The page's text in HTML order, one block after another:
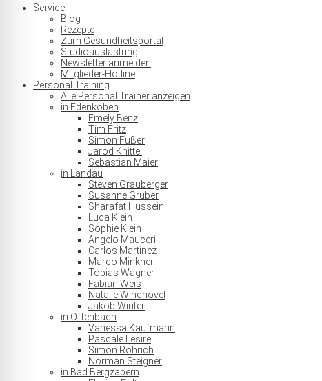
Service
Blog
Rezepte
Zum Gesundheitsportal
Studioauslastung
Newsletter anmelden
Mitglieder-Hotline
Personal Training
Alle Personal Trainer anzeigen
in Edenkoben
Emely Benz
Tim Fritz
Simon Fußer
Jarod Knittel
Sebastian Maier
in Landau
Steven Grauberger
Susanne Gruber
Sharafat Hussein
Luca Klein
Sophie Klein
Angelo Mauceri
Carlos Martinez
Marco Minkner
Tobias Wagner
Fabian Weis
Natalie Windhövel
Jakob Winter
in Offenbach
Vanessa Kaufmann
Pascale Lesire
Simon Röhrich
Norman Steigner
in Bad Bergzabern